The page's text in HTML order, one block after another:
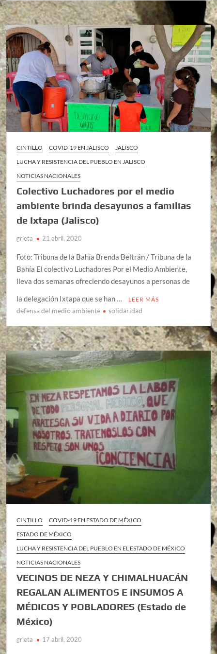
CINTILLO COVID-19 EN JALISCO
JALISCO
LUCHA Y RESISTENCIA DEL PUEBLO EN JALISCO
NOTICIAS NACIONALES
Colectivo Luchadores por el medio
ambiente brinda desayunos a familias
de Ixtapa (Jalisco)
grieta 21 abril, 2020
Foto: Tribuna de la Bahía Brenda Beltrán / Tribuna de la
Bahía El colectivo Luchadores Por el Medio Ambiente,
lleva dos semanas ofreciendo desayunos a personas de
la delegación Ixtapa que se han …
LEER MÁS
defensa del medio ambiente solidaridad
CINTILLO
COVID-19 EN ESTADO DE MÉXICO
ESTADO DE MÉXICO
LUCHA Y RESISTENCIA DEL PUEBLO EN EL ESTADO DE MÉXICO
NOTICIAS NACIONALES
VECINOS DE NEZA Y CHIMALHUACÁN
REGALAN ALIMENTOS E INSUMOS A
MÉDICOS Y POBLADORES (Estado de
México)
grieta 17 abril, 2020